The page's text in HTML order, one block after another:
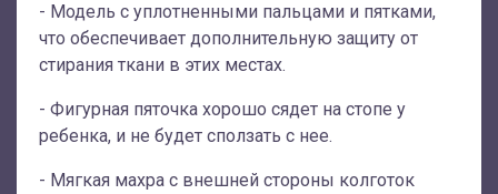
- Модель с уплотненными пальцами и пятками,
что обеспечивает дополнительную защиту от
стирания ткани в этих местах.
- Фигурная пяточка хорошо сядет на стопе у
ребенка, и не будет сползать с нее.
- Мягкая махра с внешней стороны колготок